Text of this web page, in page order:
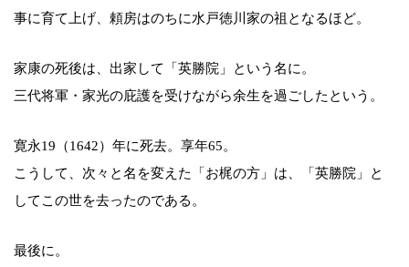
事に育て上げ、頼房はのちに水戸徳川家の祖となるほど。
家康の死後は、出家して「英勝院」という名に。
三代将軍・家光の庇護を受けながら余生を過ごしたという。
寛永19（1642）年に死去。享年65。
こうして、次々と名を変えた「お梶の方」は、「英勝院」と
してこの世を去ったのである。
最後に。